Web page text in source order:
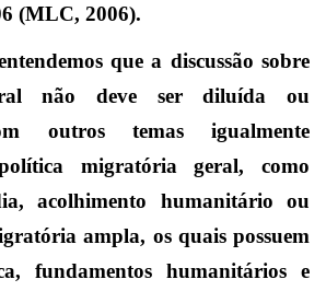
(MLC, 2006).
que a discussão sobre
não deve ser diluída ou
outros temas igualmente
migratória geral, como
acolhimento humanitário ou
ampla, os quais possuem
fundamentos humanitários e